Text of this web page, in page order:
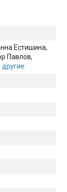
Естишина,
Павлов,